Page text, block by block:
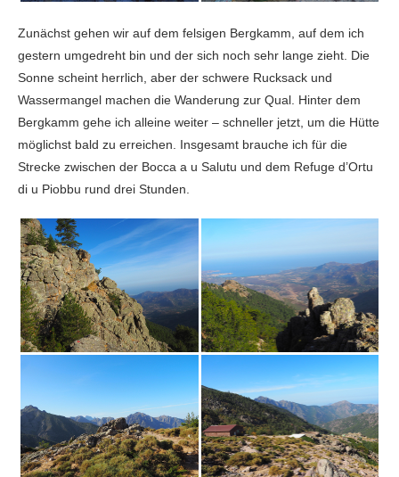
Zunächst gehen wir auf dem felsigen Bergkamm, auf dem ich
gestern umgedreht bin und der sich noch sehr lange zieht. Die
Sonne scheint herrlich, aber der schwere Rucksack und
Wassermangel machen die Wanderung zur Qual. Hinter dem
Bergkamm gehe ich alleine weiter – schneller jetzt, um die Hütte
möglichst bald zu erreichen. Insgesamt brauche ich für die
Strecke zwischen der Bocca a u Salutu und dem Refuge d’Ortu
di u Piobbu rund drei Stunden.